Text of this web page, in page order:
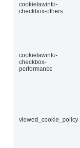
cookielawinfo-
checkbox-others
cookielawinfo-
checkbox-
performance
viewed_cookie_policy